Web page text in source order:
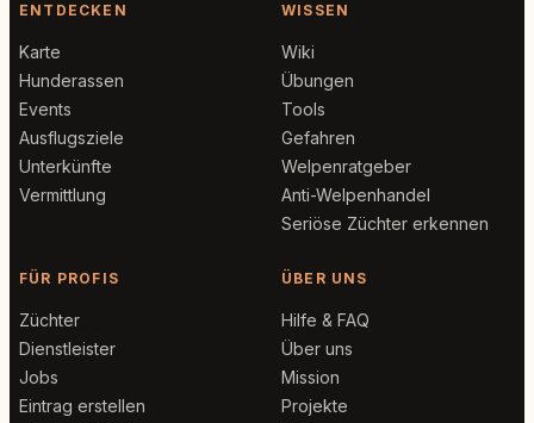
ENTDECKEN
Karte
Hunderassen
Events
Ausflugsziele
Unterkünfte
Vermittlung
WISSEN
Wiki
Übungen
Tools
Gefahren
Welpenratgeber
Anti-Welpenhandel
Seriöse Züchter erkennen
FÜR PROFIS
Züchter
Dienstleister
Jobs
Eintrag erstellen
ÜBER UNS
Hilfe & FAQ
Über uns
Mission
Projekte